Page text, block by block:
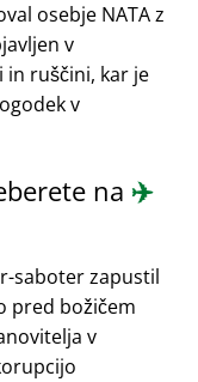
osebje NATA z
v
in ruščini, kar je
v
na ✈️
saboter zapustil
pred božičem
v